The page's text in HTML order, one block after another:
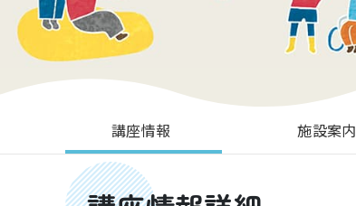
講座情報 施設案内